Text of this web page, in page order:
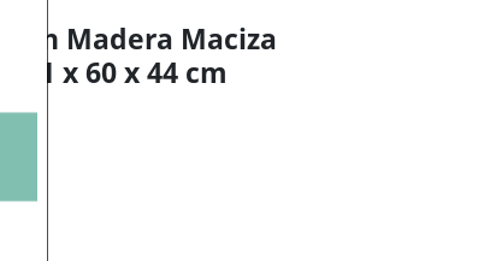
en Madera Maciza
91 x 60 x 44 cm